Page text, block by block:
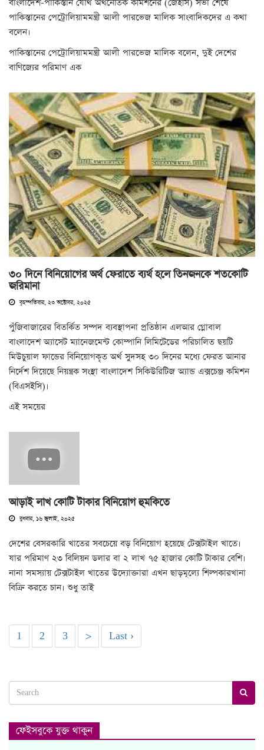
বাংলাদেশ-পাকিস্তান যৌথ অর্থনৈতিক কমিশনের (জেইসি) সভা শেষে
পাকিস্তানের পেট্রোলিয়ামমন্ত্রী আলী পারভেজ মালিক সাংবাদিকদের এ কথা
বলেন।
পাকিস্তানের পেট্রোলিয়ামমন্ত্রী আলী পারভেজ মালিক বলেন, দুই দেশের
বাণিজ্যের পরিমাণ এক
৩০ দিনে বিনিয়োগের অর্থ ফেরাতে ব্যর্থ হলে তিনজনকে শতকোটি
জরিমানা
বৃহস্পতিবার, ২৩ অক্টোবর, ২০২৫
পুঁজিবাজারের বিতর্কিত সম্পদ ব্যবস্থাপনা প্রতিষ্ঠান এলআর গ্লোবাল
বাংলাদেশ অ্যাসেট ম্যানেজমেন্ট কোম্পানি লিমিটেডের পরিচালিত ছয়টি
মিউচুয়াল ফান্ডের বিনিয়োগকৃত অর্থ সুদসহ ৩০ দিনের মধ্যে ফেরত আনার
নির্দেশ দিয়েছে নিয়ন্ত্রক সংস্থা বাংলাদেশ সিকিউরিটিজ অ্যান্ড এক্সচেঞ্জ কমিশন
(বিএসইসি)।
এই সময়ের
আড়াই লাখ কোটি টাকার বিনিয়োগ হুমকিতে
বুধবার, ১৬ জুলাই, ২০২৫
দেশের বেসরকারি খাতের সবচেয়ে বড় বিনিয়োগ হয়েছে টেক্সটাইল খাতে।
যার পরিমাণ ২৩ বিলিয়ন ডলার বা ২ লাখ ৭৫ হাজার কোটি টাকার বেশি।
নানা সমস্যায় টেক্সটাইল খাতের উদ্যোক্তারা এখন ছাড়মূল্যে শিল্পকারখানা
বিক্রি করতে চান। শুধু তাই
1 2 3 > Last ›
ফেইসবুকে যুক্ত থাকুন